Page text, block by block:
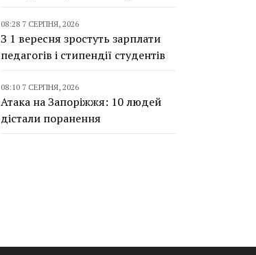
08:28 7 СЕРПНЯ, 2026
З 1 вересня зростуть зарплати
педагогів і стипендії студентів
08:10 7 СЕРПНЯ, 2026
Атака на Запоріжжя: 10 людей
дістали поранення